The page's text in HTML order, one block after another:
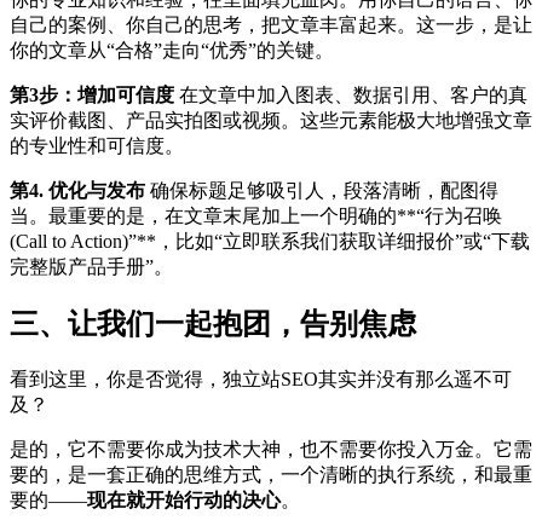
自己的案例、你自己的思考，把文章丰富起来。这一步，是让
你的文章从“合格”走向“优秀”的关键。
第3步：增加可信度 在文章中加入图表、数据引用、客户的真
实评价截图、产品实拍图或视频。这些元素能极大地增强文章
的专业性和可信度。
第4. 优化与发布 确保标题足够吸引人，段落清晰，配图得
当。最重要的是，在文章末尾加上一个明确的**“行为召唤
(Call to Action)”**，比如“立即联系我们获取详细报价”或“下载
完整版产品手册”。
三、让我们一起抱团，告别焦虑
看到这里，你是否觉得，独立站SEO其实并没有那么遥不可
及？
是的，它不需要你成为技术大神，也不需要你投入万金。它需
要的，是一套正确的思维方式，一个清晰的执行系统，和最重
要的——现在就开始行动的决心。